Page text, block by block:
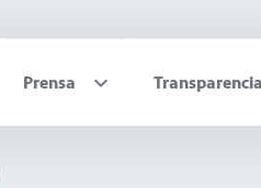
Prensa Transparencia